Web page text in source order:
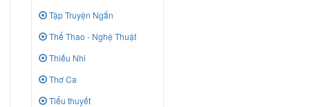
Tập Truyện Ngắn
Thể Thao - Nghệ Thuật
Thiếu Nhi
Thơ Ca
Tiểu thuyết